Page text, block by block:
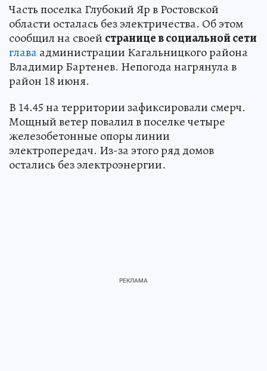
Часть поселка Глубокий Яр в Ростовской
области осталась без электричества. Об этом
сообщил на своей странице в социальной сети
главаадминистрации Кагальницкого района
Владимир Бартенев. Непогода нагрянула в
район 18 июня.
В 14.45 на территории зафиксировали смерч.
Мощный ветер повалил в поселке четыре
железобетонные опоры линии
электропередач. Из-за этого ряд домов
остались без электроэнергии.